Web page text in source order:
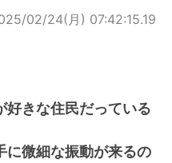
02/24(月) 07:42:15.19
好きな住民だっている
に微細な振動が来るの